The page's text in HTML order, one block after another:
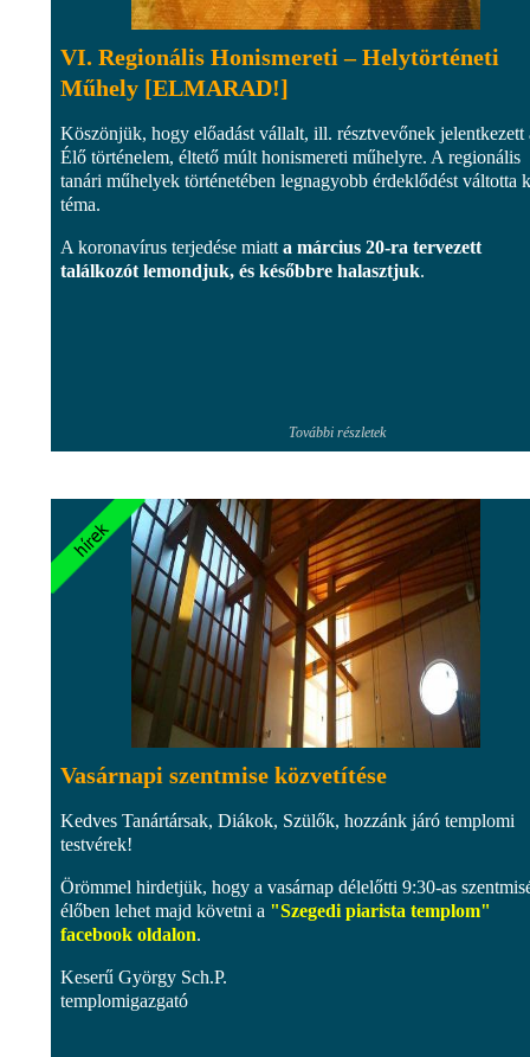
VI. Regionális Honismereti – Helytörténeti
Műhely [ELMARAD!]
Köszönjük, hogy előadást vállalt, ill. résztvevőnek jelentkezett
Élő történelem, éltető múlt honismereti műhelyre. A regionális
tanári műhelyek történetében legnagyobb érdeklődést váltotta
téma.
A koronavírus terjedése miatt a március 20-ra tervezett
találkozót lemondjuk, és későbbre halasztjuk.
További részletek
Vasárnapi szentmise közvetítése
Kedves Tanártársak, Diákok, Szülők, hozzánk járó templomi
testvérek!
Örömmel hirdetjük, hogy a vasárnap délelőtti 9:30-as
élőben lehet majd követni a "Szegedi piarista templom"
facebook oldalon.
Keserű György Sch.P.
templomigazgató